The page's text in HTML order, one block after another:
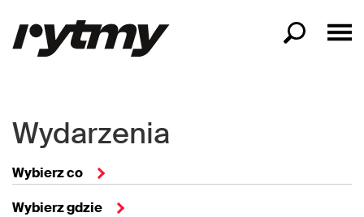
Wydarzenia
Wybierz co
Wybierz gdzie